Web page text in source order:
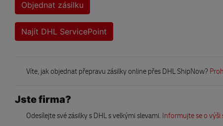
Objednat zásilku
Najít DHL ServicePoint
Víte, jak objednat přepravu zásilky online přes DHL ShipNow?
Jste firma?
Odesílejte své zásilky s DHL s velkými slevami. Informujte se o výši